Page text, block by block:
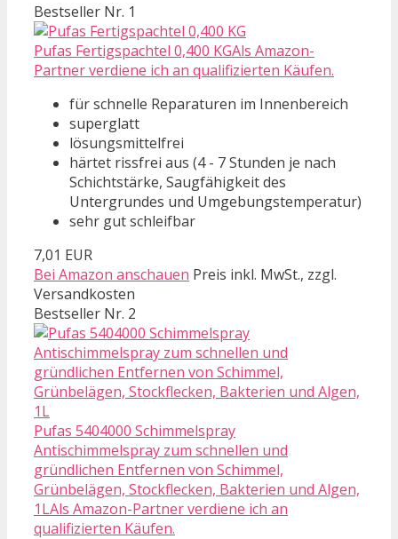
Bestseller Nr. 1
Pufas Fertigspachtel 0,400 KGAls Amazon-
Partner verdiene ich an qualifizierten Käufen.
für schnelle Reparaturen im Innenbereich
superglatt
lösungsmittelfrei
härtet rissfrei aus (4 - 7 Stunden je nach
Schichtstärke, Saugfähigkeit des
Untergrundes und Umgebungstemperatur)
sehr gut schleifbar
7,01 EUR
Bei Amazon anschauen Preis inkl. MwSt., zzgl.
Versandkosten
Bestseller Nr. 2
Pufas 5404000 Schimmelspray
Antischimmelspray zum schnellen und
gründlichen Entfernen von Schimmel,
Grünbelägen, Stockflecken, Bakterien und Algen,
1LAls Amazon-Partner verdiene ich an
qualifizierten Käufen.